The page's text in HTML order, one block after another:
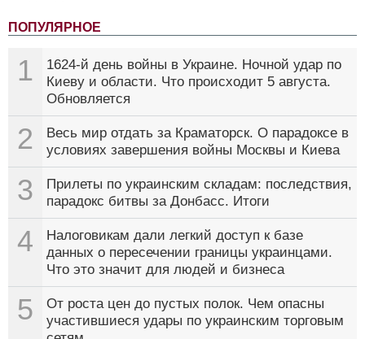
ПОПУЛЯРНОЕ
1
1624-й день войны в Украине. Ночной удар по
Киеву и области. Что происходит 5 августа.
Обновляется
2
Весь мир отдать за Краматорск. О парадоксе в
условиях завершения войны Москвы и Киева
3
Прилеты по украинским складам: последствия,
парадокс битвы за Донбасс. Итоги
4
Налоговикам дали легкий доступ к базе
данных о пересечении границы украинцами.
Что это значит для людей и бизнеса
5
От роста цен до пустых полок. Чем опасны
участившиеся удары по украинским торговым